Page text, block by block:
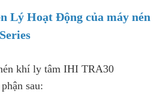
Lý Hoạt Động của máy nén
khí ly tâm IHI TRA30
sau: